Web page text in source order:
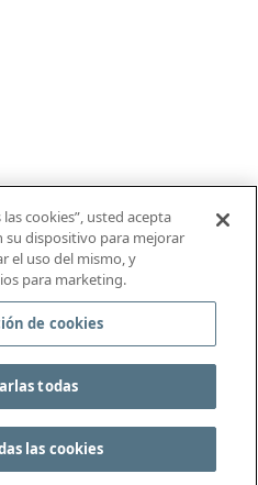
cookies”, usted acepta
su dispositivo para mejorar
el uso del mismo, y
para marketing.
de cookies
todas
las cookies